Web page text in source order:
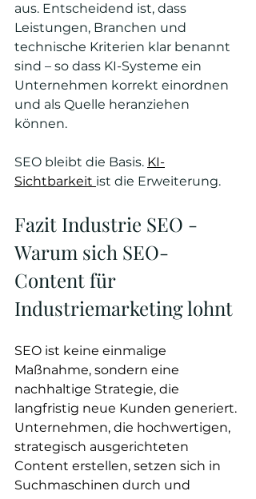
aus. Entscheidend ist, dass
Leistungen, Branchen und
technische Kriterien klar benannt
sind – so dass KI-Systeme ein
Unternehmen korrekt einordnen
und als Quelle heranziehen
können.
SEO bleibt die Basis. KI-
Sichtbarkeit ist die Erweiterung.
Fazit Industrie SEO -
Warum sich SEO-
Content für
Industriemarketing lohnt
SEO ist keine einmalige
Maßnahme, sondern eine
nachhaltige Strategie, die
langfristig neue Kunden generiert.
Unternehmen, die hochwertigen,
strategisch ausgerichteten
Content erstellen, setzen sich in
Suchmaschinen durch und